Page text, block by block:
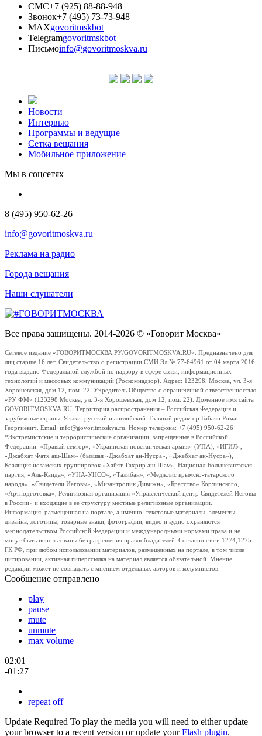
СМС+7 (925) 88-88-948
Звонок+7 (495) 73-73-948
MAXgovoritmskbot
Telegramgovoritmskbot
Письмоinfo@govoritmoskva.ru
Новости
Интервью
Программы и ведущие
Сетка вещания
Мобильное приложение
Мы в соцсетях
8 (495) 950-62-26
info@govoritmoskva.ru
Реклама на радио
Города вещания
Наши слушатели
Все права защищены. 2014-2026 © «Говорит Москва»
Сетевое издание «ГОВОРИТМОСКВА.РУ/GOVORITMOSKVA.RU». Предназначено для
лиц старше 16 лет. Свидетельство о регистрации СМИ Эл № 77-64961 от 04 марта 2016
года выдано Федеральной службой по надзору в сфере связи, информационных
технологий и массовых коммуникаций (Роскомнадзор). Адрес: 123298, Москва, ул. 3-я
Хорошевская, дом 12, пом. 22. Учредитель Общество с ограниченной ответственностью
«РУ ФМ» (123298 Москва, ул. 3-я Хорошевская, дом 12, пом. 22). Доменное имя сайта
GOVORITMOSKVA.RU. Территория распространения – Российская Федерация и
зарубежные страны. Языки: русский и английский. Главный редактор Бабаян Роман
Георгиевич. Email: info@govoritmoskva.ru. Номер телефона: +7 (495) 950-62-26
*Экстремистские и террористические организации, запрещенные в Российской
Федерации: «Правый сектор», «Украинская повстанческая армия» (УПА), «ИГИЛ»,
«Джабхат Фатх аш-Шам» (бывшая «Джабхат ан-Нусра», «Джебхат ан-Нусра»),
Коалиция исламских группировок «Хайят Тахрир аш-Шам», Национал-Большевистская
партия, «Аль-Каида», «УНА-УНСО», «Талибан», «Меджлис крымско-татарского
народа», «Свидетели Иеговы», «Мизантропик Дивижн», «Братство» Корчинского,
«Артподготовка», Религиозная организация «Управленческий центр Свидетелей Иеговы
в России» и входящие в ее структуру местные религиозные организации.
Информация, размещенная на портале, а именно: текстовые материалы, элементы
дизайна, логотипы, товарные знаки, фотографии, видео и аудио охраняются
законодательством Российской Федерации и международными нормами права и не
могут быть использованы без разрешения правообладателей. Согласно ст.ст. 1274,1275
ГК РФ, при любом использовании материалов, размещенных на портале, в том числе
цитировании, активная гиперссылка на материал является обязательной. Мнение
редакции может не совпадать с мнением отдельных авторов и колумнистов.
Сообщение отправлено
play
pause
mute
unmute
max volume
02:01
-01:27
repeat off
Update Required To play the media you will need to either update
your browser to a recent version or update yourFlash plugin.